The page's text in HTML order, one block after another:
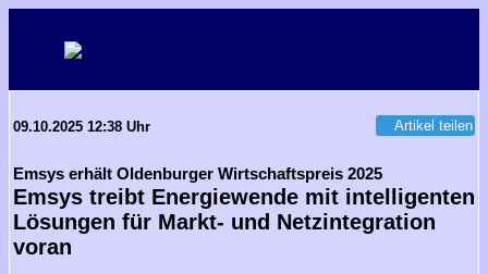
09.10.2025 12:38 Uhr Artikel teilen
Emsys erhält Oldenburger Wirtschaftspreis 2025
Emsys treibt Energiewende mit intelligenten
Lösungen für Markt- und Netzintegration
voran